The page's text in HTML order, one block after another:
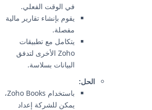
في الوقت الفعلي.
يقوم بإنشاء تقارير مالية
مفصلة.
يتكامل مع تطبيقات
Zoho الأخرى لتدفق
البيانات بسلاسة.
الحل:
باستخدام Zoho Books،
يمكن للشركة إعداد